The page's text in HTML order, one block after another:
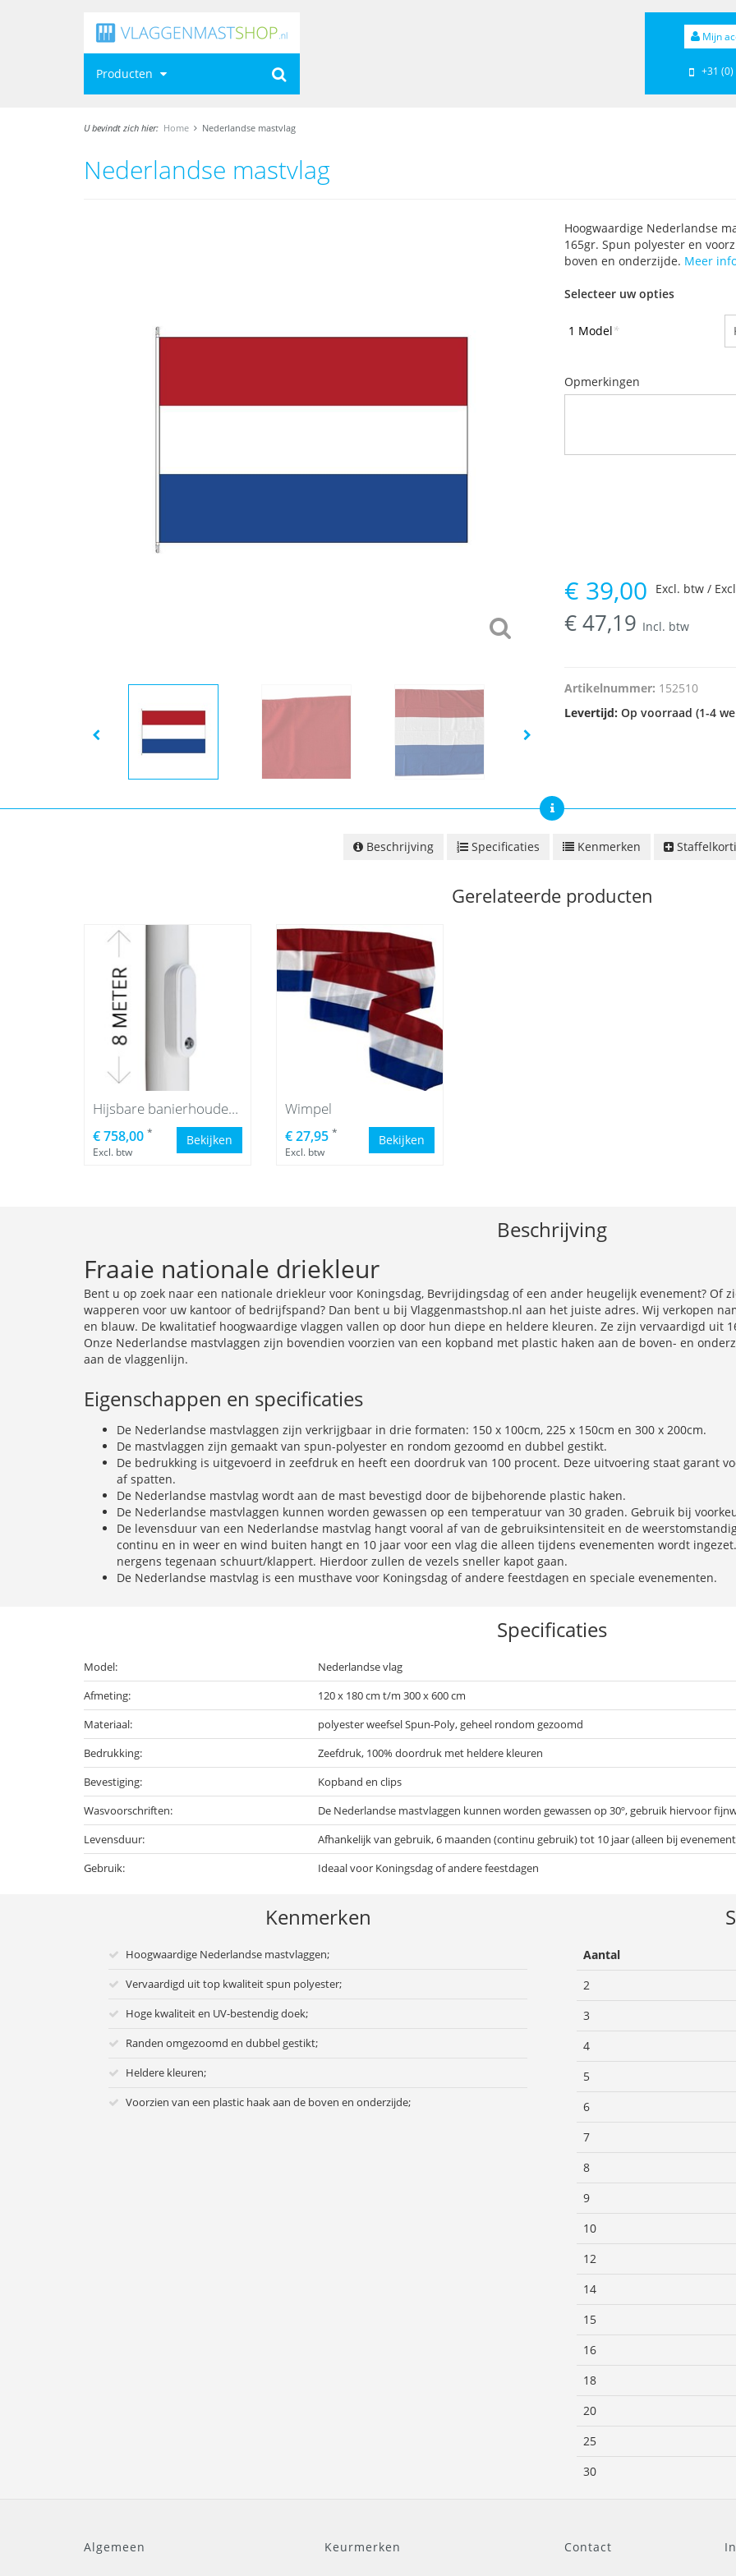
Producten
Mijn
+31
U bevindt zich hier: Home Nederlandse mastvlag
Nederlandse mastvlag
Hoogwaardige Nederlandse
165gr. Spun polyester en
boven en onderzijde. Meer
Selecteer uw opties
1 Model*
Opmerkingen
€ 39,00
€47,19 Incl. btw
Excl. btw /
Artikelnummer: 152510
Levertijd: Op voorraad (1-4
Beschrijving Specificaties Kenmerken
Gerelateerde producten
Hijsbare banierhouder, 8 meter
€ 758,00 *
Excl. btw
Bekijken
Wimpel
€ 27,95 *
Excl. btw
Bekijken
Beschrijving
Fraaie nationale driekleur
Bent u op zoek naar een nationale driekleur voor Koningsdag, Bevrijdingsdag of een ander heugelijk evenement? Of
wapperen voor uw kantoor of bedrijfspand? Dan bent u bij Vlaggenmastshop.nl aan het juiste adres. Wij verkopen
en blauw. De kwalitatief hoogwaardige vlaggen vallen op door hun diepe en heldere kleuren. Ze zijn vervaardigd uit
Onze Nederlandse mastvlaggen zijn bovendien voorzien van een kopband met plastic haken aan de boven- en
aan de vlaggenlijn.
Eigenschappen en specificaties
De Nederlandse mastvlaggen zijn verkrijgbaar in drie formaten: 150 x 100cm, 225 x 150cm en 300 x 200cm.
De mastvlaggen zijn gemaakt van spun-polyester en rondom gezoomd en dubbel gestikt.
De bedrukking is uitgevoerd in zeefdruk en heeft een doordruk van 100 procent. Deze uitvoering staat garant
af spatten.
De Nederlandse mastvlag wordt aan de mast bevestigd door de bijbehorende plastic haken.
De Nederlandse mastvlaggen kunnen worden gewassen op een temperatuur van 30 graden. Gebruik bij
De levensduur van een Nederlandse mastvlag hangt vooral af van de gebruiksintensiteit en de
continu en in weer en wind buiten hangt en 10 jaar voor een vlag die alleen tijdens evenementen wordt
nergens tegenaan schuurt/klappert. Hierdoor zullen de vezels sneller kapot gaan.
De Nederlandse mastvlag is een musthave voor Koningsdag of andere feestdagen en speciale evenementen.
Specificaties
Model:
Nederlandse vlag
Afmeting:
120 x 180 cm t/m 300 x 600 cm
Materiaal:
polyester weefsel Spun-Poly, geheel rondom gezoomd
Bedrukking:
Zeefdruk, 100% doordruk met heldere kleuren
Bevestiging:
Kopband en clips
Wasvoorschriften:
De Nederlandse mastvlaggen kunnen worden gewassen op 30º, gebruik hiervoor
Levensduur:
Afhankelijk van gebruik, 6 maanden (continu gebruik) tot 10 jaar (alleen bij
Gebruik:
Ideaal voor Koningsdag of andere feestdagen
Kenmerken
Hoogwaardige Nederlandse mastvlaggen;
Vervaardigd uit top kwaliteit spun polyester;
Hoge kwaliteit en UV-bestendig doek;
Randen omgezoomd en dubbel gestikt;
Heldere kleuren;
Voorzien van een plastic haak aan de boven en onderzijde;
Aantal
2
3
4
5
6
7
8
9
10
12
14
15
16
18
20
25
30
Algemeen Keurmerken Contact